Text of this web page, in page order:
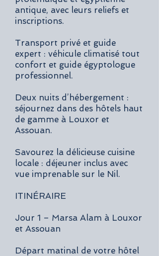
antique, avec leurs reliefs et
inscriptions.
Transport privé et guide
expert : véhicule climatisé tout
confort et guide égyptologue
professionnel.
Deux nuits d’hébergement :
séjournez dans des hôtels haut
de gamme à Louxor et
Assouan.
Savourez la délicieuse cuisine
locale : déjeuner inclus avec
vue imprenable sur le Nil.
ITINÉRAIRE
Jour 1 – Marsa Alam à Louxor
et Assouan
Départ matinal de votre hôtel